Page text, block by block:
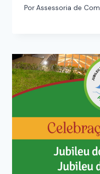
PorAssessoria de